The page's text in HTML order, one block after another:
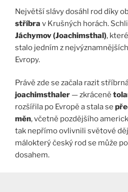
Největší slávy dosáhl rod díky
stříbra v Krušných horách.
Jáchymov (Joachimsthal),
stalo jedním z
Evropy.
Právě zde se začala razit
joachimsthaler — zkráceně
rozšířila po Evropě a stala se
měn, včetně pozdějšího
tak nepřímo ovlivnili světové
málokterý český rod se může
dosahem.